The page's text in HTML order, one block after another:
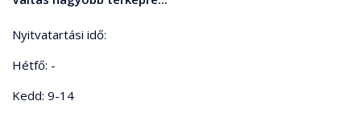
Nyitvatartási idő:
Hétfő: -
Kedd: 9-14